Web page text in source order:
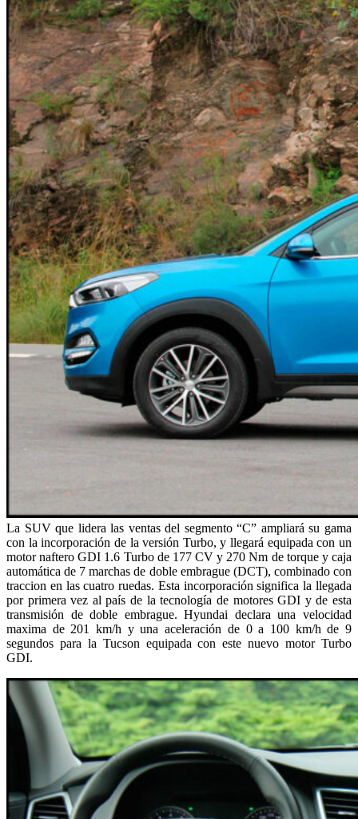
La SUV que lidera las ventas del segmento “C” ampliará su gama
con la incorporación de la versión Turbo, y llegará equipada con un
motor naftero GDI 1.6 Turbo de 177 CV y 270 Nm de torque y caja
automática de 7 marchas de doble embrague (DCT), combinado con
traccion en las cuatro ruedas. Esta incorporación significa la llegada
por primera vez al país de la tecnología de motores GDI y de esta
transmisión de doble embrague. Hyundai declara una velocidad
maxima de 201 km/h y una aceleración de 0 a 100 km/h de 9
segundos para la Tucson equipada con este nuevo motor Turbo
GDI.